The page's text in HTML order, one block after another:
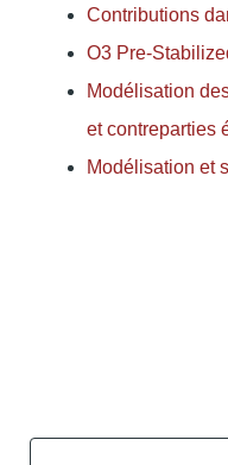
Contributions
O3 Pre-
Modélisation
et contreparties
Modélisation et